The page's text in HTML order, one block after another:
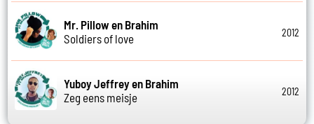
Mr. Pillow en Brahim
Soldiers of love
2012
Yuboy Jeffrey en Brahim
Zeg eens meisje
2012